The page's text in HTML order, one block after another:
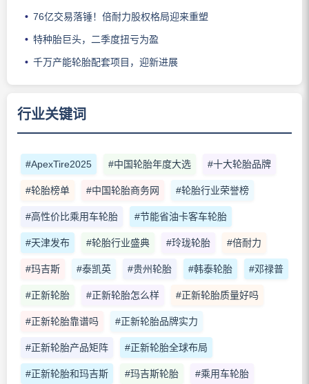
76亿交易落锤！倍耐力股权格局迎来重塑
特种胎巨头，二季度扭亏为盈
千万产能轮胎配套项目，迎新进展
行业关键词
#ApexTire2025 #中国轮胎年度大选 #十大轮胎品牌
#轮胎榜单 #中国轮胎商务网 #轮胎行业荣誉榜
#高性价比乘用车轮胎 #节能省油卡客车轮胎
#天津发布 #轮胎行业盛典 #玲珑轮胎 #倍耐力
#玛吉斯 #泰凯英 #贵州轮胎 #韩泰轮胎 #邓禄普
#正新轮胎 #正新轮胎怎么样 #正新轮胎质量好吗
#正新轮胎靠谱吗 #正新轮胎品牌实力
#正新轮胎产品矩阵 #正新轮胎全球布局
#正新轮胎和玛吉斯 #玛吉斯轮胎 #乘用车轮胎